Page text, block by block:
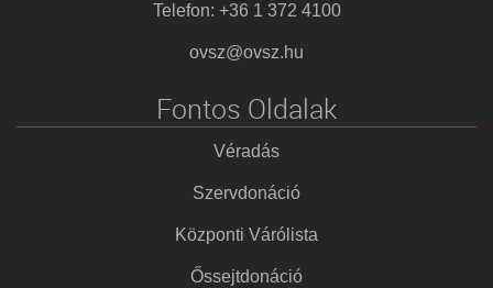
Telefon: +36 1 372 4100
ovsz@ovsz.hu
Fontos Oldalak
Véradás
Szervdonáció
Központi Várólista
Őssejtdonáció